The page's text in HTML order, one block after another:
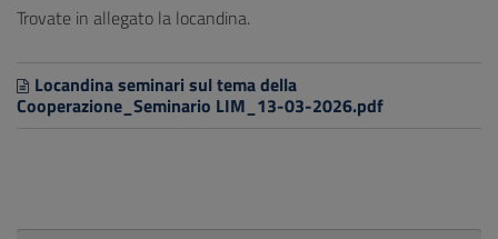
Trovate in allegato la locandina.
Locandina seminari sul tema della
Cooperazione_Seminario LIM_13-03-2026.pdf